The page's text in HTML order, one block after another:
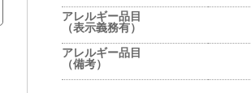
アレルギー品目
（表示義務有）
アレルギー品目
（備考）